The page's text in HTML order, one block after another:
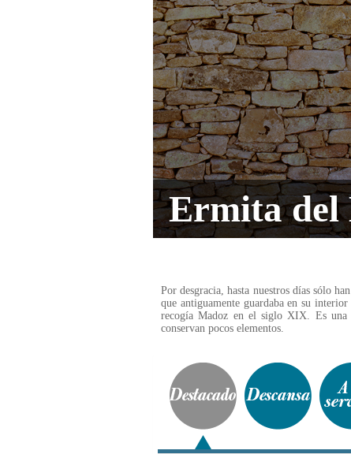
Ermita del
Por desgracia, hasta nuestros días sólo
que antiguamente guardaba en su
recogía Madoz en el siglo XIX. Es una
conservan pocos elementos.